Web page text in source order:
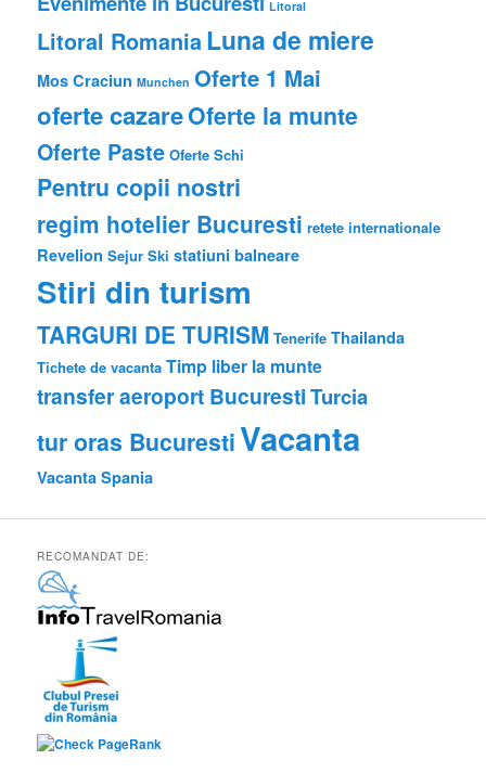
Litoral
Litoral RomaniaLuna de miere
Mos Craciun Munchen Oferte 1 Mai
oferte cazareOferte la munte
Oferte Paste Oferte Schi
Pentru copii nostri
regim hotelier Bucuresti retete internationale
Revelion Sejur Ski statiuni balneare
Stiri din turism
TARGURI DE TURISM Tenerife Thailanda
Tichete de vacanta Timp liber la munte
transfer aeroport BucurestiTurcia
tur oras BucurestiVacanta
Vacanta Spania
RECOMANDAT DE: